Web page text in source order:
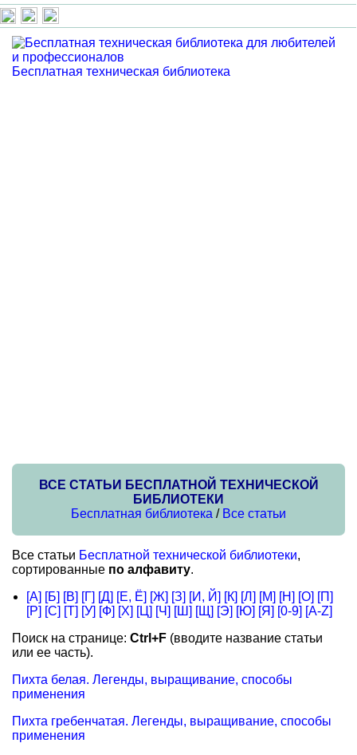
Бесплатная техническая библиотека
ВСЕ СТАТЬИ БЕСПЛАТНОЙ ТЕХНИЧЕСКОЙ
БИБЛИОТЕКИ
Бесплатная библиотека / Все статьи
Все статьи Бесплатной технической библиотеки,
сортированные по алфавиту.
[А] [Б] [В] [Г] [Д] [Е, Ё] [Ж] [З] [И, Й] [К] [Л] [М] [Н] [О] [П]
[Р] [С] [Т] [У] [Ф] [Х] [Ц] [Ч] [Ш] [Щ] [Э] [Ю] [Я] [0-9] [A-Z]
Поиск на странице: Ctrl+F (вводите название статьи
или ее часть).
Пихта белая. Легенды, выращивание, способы
применения
Пихта гребенчатая. Легенды, выращивание, способы
применения